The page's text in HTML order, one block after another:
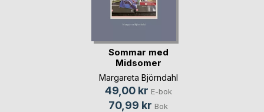
Sommar med
Midsomer
Margareta Björndahl
49,00 kr E-bok
70,99 kr Bok